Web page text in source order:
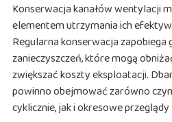
Konserwacja kanałów wentylacji
elementem utrzymania ich
Regularna konserwacja zapobiega
zanieczyszczeń, które mogą
zwiększać koszty eksploatacji.
powinno obejmować zarówno
cyklicznie, jak i okresowe